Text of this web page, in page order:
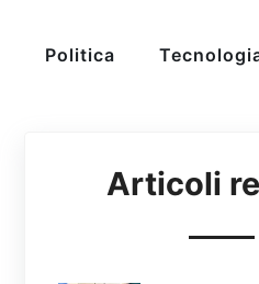
Politica
Articoli